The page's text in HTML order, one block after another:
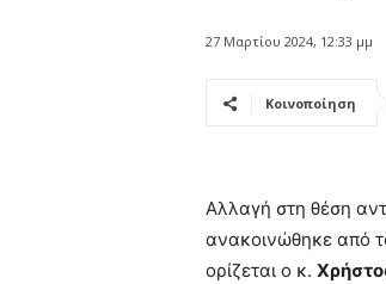
27 Μαρτίου 2024, 12:33 μμ
Κοινοποίηση
Αλλαγή στη θέση
ανακοινώθηκε από
ορίζεται ο κ.